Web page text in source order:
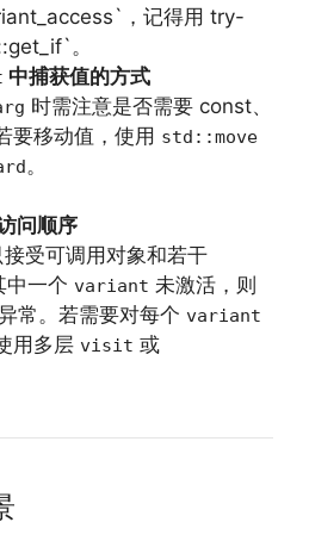
，记得用 try-
。
中捕获值的方式
时需注意是否需要 const、
要移动值，使用 std::move
。
问顺序
接受可调用对象和若干
中一个 variant 未激活，则
常。若需要对每个 variant
用多层 visit 或